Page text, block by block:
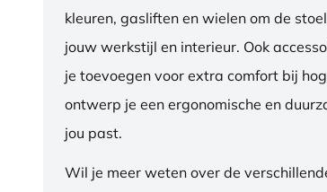
kleuren, gasliften en wielen om de
jouw werkstijl en interieur. Ook
je toevoegen voor extra comfort bij
ontwerp je een ergonomische en
jou past.
Wil je meer weten over de